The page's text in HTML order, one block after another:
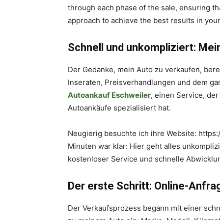
through each phase of the sale, ensuring
approach to achieve the best results in
Schnell und unkompliziert:
Der Gedanke, mein Auto zu verkaufen,
Inseraten, Preisverhandlungen und dem
Autoankauf Eschweiler, einen Service,
Autoankäufe spezialisiert hat.
Neugierig besuchte ich ihre Website:
Minuten war klar: Hier geht alles
kostenloser Service und schnelle
Der erste Schritt: Online-
Der Verkaufsprozess begann mit einer